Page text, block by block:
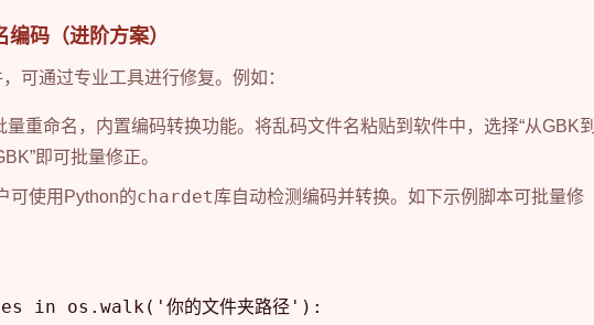
码（进阶方案）
可通过专业工具进行修复。例如：
量重命名，内置编码转换功能。将乱码文件名粘贴到软件中，选择“从GBK到
即可批量修正。
可使用Python的chardet库自动检测编码并转换。如下示例脚本可批量修
os.walk('你的文件夹路径'):